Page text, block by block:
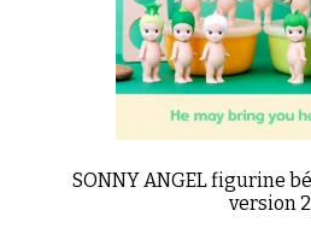
SONNY ANGEL figurine
version 2